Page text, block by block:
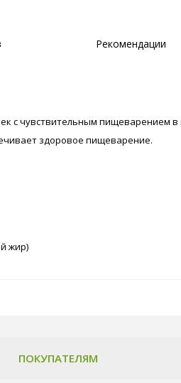
Рекомендации
с чувствительным пищеварением в
здоровое пищеварение.
жир)
ПОКУПАТЕЛЯМ